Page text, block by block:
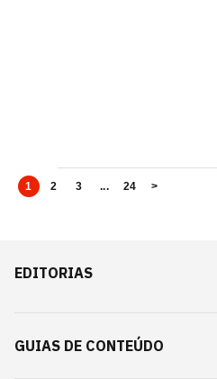
1 2 3 ... 24 >
EDITORIAS
GUIAS DE CONTEÚDO